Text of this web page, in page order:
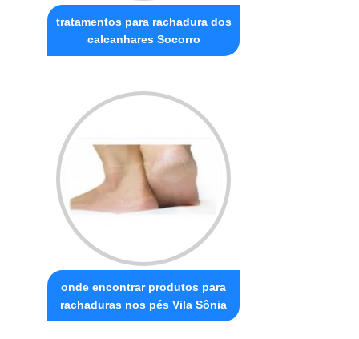
tratamentos para rachadura dos
calcanhares Socorro
onde encontrar produtos para
rachaduras nos pés Vila Sônia